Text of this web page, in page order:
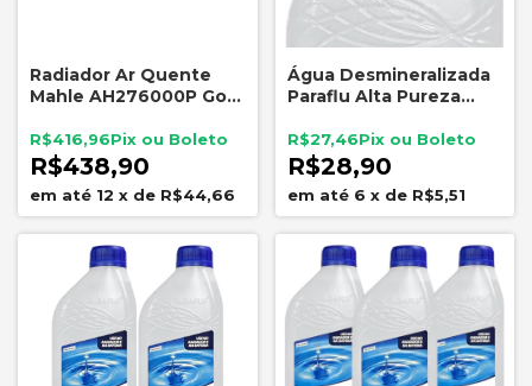
Radiador Ar Quente
Mahle AH276000P Gol
R$438,90
R$416,96
12 x de R$44,66
Água Desmineralizada
Paraflu Alta Pureza
Aditivo
R$28,90
R$27,46
6 x de R$5,51